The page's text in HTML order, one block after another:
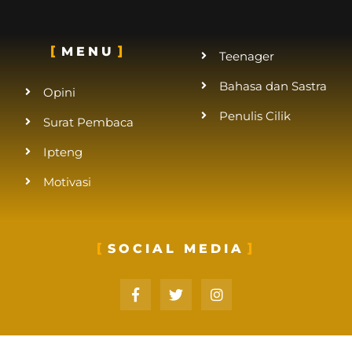
MENU
Opini
Surat Pembaca
Ipteng
Motivasi
Teenager
Bahasa dan Sastra
Penulis Cilik
SOCIAL MEDIA